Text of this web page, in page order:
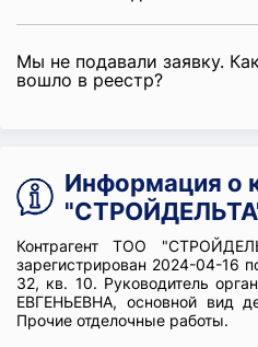
Мы не подавали заявку.
вошло в реестр?
Информация о
Контрагент ТОО
зарегистрирован 2024-04-16
32, кв. 10. Руководитель
ЕВГЕНЬЕВНА, основной вид
Прочие отделочные работы.